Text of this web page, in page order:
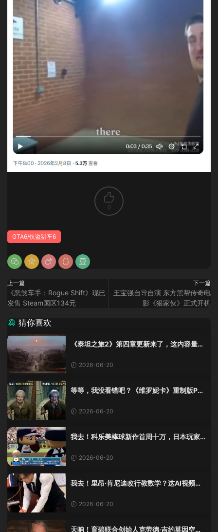
0
GTA6/侠盗猎车6
上一篇
《恶煞车手：Rogue Shift》现已
发售 Steam国区134元
下一篇
王宝强自导自演 东方黑帮传奇电
影《狠家伙》正式开机
猜你喜欢
《泰坦之旅2》第四章更新来了，这内容量感
2026-06-20
等等，我没看错吧？《维罗妮卡》重制版PS
2026-06-20
我去！科乐美棒球新作首周十万，日本玩家
2026-06-20
我去！里昂·肯尼迪改行教数学？这AI视频全
2026-06-20
天呐！育碧联合创始人克劳德·吉约莫因空难